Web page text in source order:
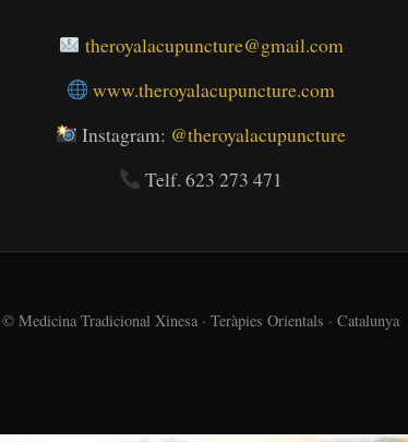
theroyalacupuncture@gmail.com
www.theroyalacupuncture.com
Instagram: @theroyalacupuncture
Telf. 623 273 471
© Medicina Tradicional Xinesa · Teràpies Orientals · Catalunya